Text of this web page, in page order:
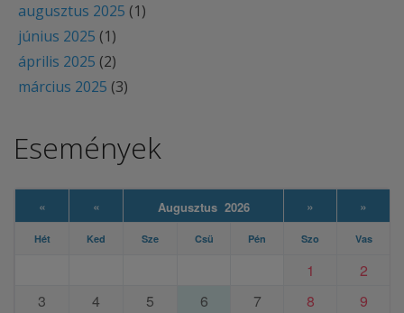
augusztus 2025 (1)
június 2025 (1)
április 2025 (2)
március 2025 (3)
Események
« « Augusztus 2026 » »
Hét Ked Sze Csü Pén Szo Vas
1
2
3
4 5 6 7 8
9